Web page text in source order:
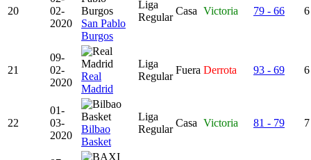
20
02-
2020
San Pablo
Burgos
Liga
Regular
Casa Victoria 79 - 66
21
09-
02-
2020
Real
Madrid
Liga
Regular
Fuera Derrota 93 - 69
22
01-
03-
2020
Bilbao
Basket
Liga
Regular
Casa Victoria 81 - 79